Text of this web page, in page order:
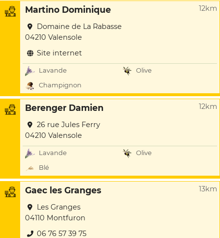
Martino Dominique 12km
Domaine de La Rabasse
04210 Valensole
Site internet
Lavande
Olive
Champignon
Berenger Damien 12km
26 rue Jules Ferry
04210 Valensole
Lavande
Olive
Blé
Gaec les Granges 13km
Les Granges
04110 Montfuron
06 76 57 39 75